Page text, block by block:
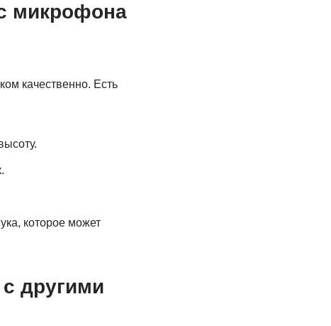
микрофона
качественно. Есть
которое может
другими